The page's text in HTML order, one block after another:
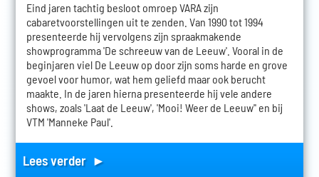
Eind jaren tachtig besloot omroep VARA zijn
cabaretvoorstellingen uit te zenden. Van 1990 tot 1994
presenteerde hij vervolgens zijn spraakmakende
showprogramma 'De schreeuw van de Leeuw'. Vooral in de
beginjaren viel De Leeuw op door zijn soms harde en grove
gevoel voor humor, wat hem geliefd maar ook berucht
maakte. In de jaren hierna presenteerde hij vele andere
shows, zoals 'Laat de Leeuw', 'Mooi! Weer de Leeuw'' en bij
VTM 'Manneke Paul'.
Lees verder ►